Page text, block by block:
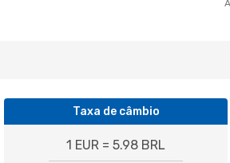
Taxa de câmbio
1 EUR = 5.98 BRL